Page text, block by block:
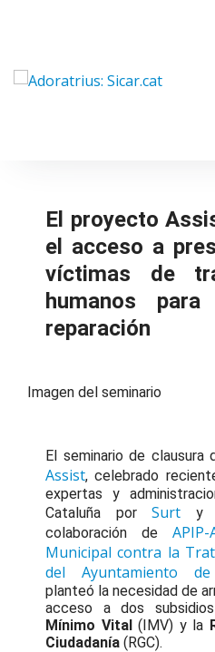
El proyecto
el acceso a
víctimas de
humanos
reparación
Imagen del seminario
El seminario de clausura
Assist, celebrado
expertas y
Cataluña porSurt y
colaboración deAPIP-
Municipal contra la
del Ayuntamiento de
planteó la necesidad de
acceso a dos
Mínimo Vital(IMV) y la
Ciudadanía (RGC).